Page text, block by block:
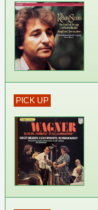
PICK UP